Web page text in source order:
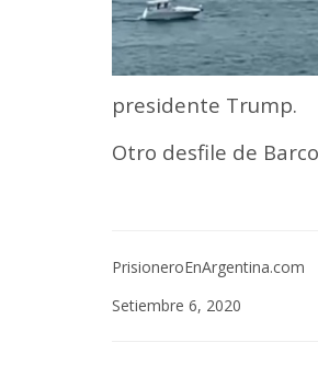
presidente Trump.
Otro desfile de
PrisioneroEnArgentina.com
Setiembre 6, 2020